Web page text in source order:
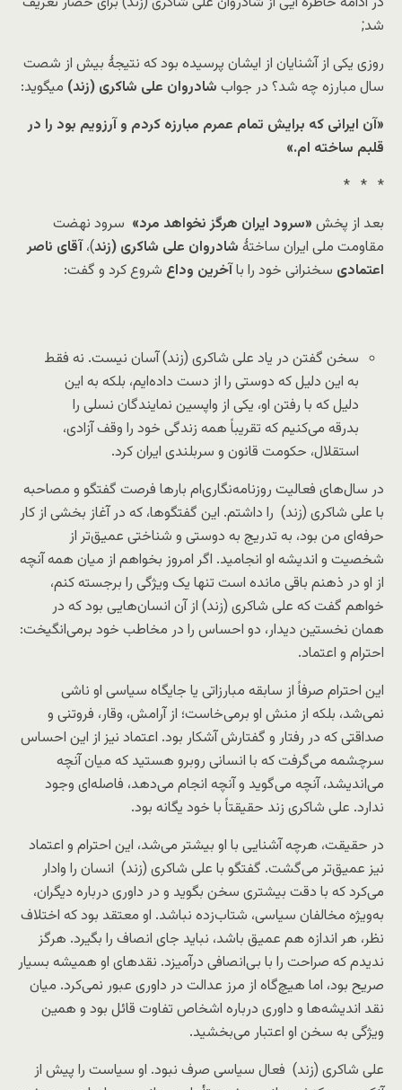
شد;
روزی یکی از آشنایان از ایشان پرسیده بود که نتیجۀ بیش از شصت
سال مبارزه چه شد؟ در جواب شادروان علی شاکری (زند) میگوید:
«آن ایرانی که برایش تمام عمرم مبارزه کردم و آرزویم بود را در
قلبم ساخته ام.»
* * *
بعد از پخش «سرود ایران هرگز نخواهد مرد» سرود نهضت
مقاومت ملی ایران ساختۀ شادروان علی شاکری (زند)،آقای ناصر
اعتمادی سخنرانی خود را باآخرین وداع شروع کرد و گفت:
سخن گفتن در یاد علی شاکری (زند) آسان نیست. نه فقط
به این دلیل که دوستی را از دست داده‌ایم، بلکه به این
دلیل که با رفتن او، یکی از واپسین نمایندگان نسلی را
بدرقه می‌کنیم که تقریباً همه زندگی خود را وقف آزادی،
استقلال، حکومت قانون و سربلندی ایران کرد.
در سال‌های فعالیت روزنامه‌نگاری‌ام بارها فرصت گفتگو و مصاحبه
با علی شاکری (زند) را داشتم. این گفتگوها، که در آغاز بخشی از کار
حرفه‌ای من بود، به تدریج به دوستی و شناختی عمیق‌تر از
شخصیت و اندیشه او انجامید. اگر امروز بخواهم از میان همه آنچه
از او در ذهنم باقی مانده است تنها یک ویژگی را برجسته کنم،
خواهم گفت که علی شاکری (زند) از آن انسان‌هایی بود که در
همان نخستین دیدار، دو احساس را در مخاطب خود برمی‌انگیخت:
احترام و اعتماد.
این احترام صرفاً از سابقه مبارزاتی یا جایگاه سیاسی او ناشی
نمی‌شد، بلکه از منش او برمی‌خاست؛ از آرامش، وقار، فروتنی و
صداقتی که در رفتار و گفتارش آشکار بود. اعتماد نیز از این احساس
سرچشمه می‌گرفت که با انسانی روبرو هستید که میان آنچه
می‌اندیشد، آنچه می‌گوید و آنچه انجام می‌دهد، فاصله‌ای وجود
ندارد. علی شاکری زند حقیقتاً با خود یگانه بود.
در حقیقت، هرچه آشنایی با او بیشتر می‌شد، این احترام و اعتماد
نیز عمیق‌تر می‌گشت. گفتگو با علی شاکری (زند) انسان را وادار
می‌کرد که با دقت بیشتری سخن بگوید و در داوری درباره دیگران،
به‌ویژه مخالفان سیاسی، شتاب‌زده نباشد. او معتقد بود که اختلاف
نظر، هر اندازه هم عمیق باشد، نباید جای انصاف را بگیرد. هرگز
ندیدم که صراحت را با بی‌انصافی درآمیزد. نقدهای او همیشه بسیار
صریح بود، اما هیچ‌گاه از مرز عدالت در داوری عبور نمی‌کرد. میان
نقد اندیشه‌ها و داوری درباره اشخاص تفاوت قائل بود و همین
ویژگی به سخن او اعتبار می‌بخشید.
علی شاکری (زند) فعال سیاسی صرف نبود. او سیاست را پیش از